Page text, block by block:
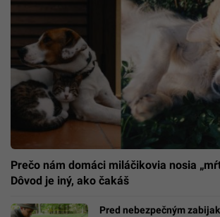
Prečo nám domáci miláčikovia nosia
Dôvod je iný, ako čakáš
Pred nebezpečným